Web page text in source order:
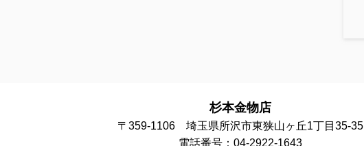
杉本金物店
〒359-1106 埼玉県所沢市東狭山ヶ丘1丁目35-35
電話番号：04-2922-1643